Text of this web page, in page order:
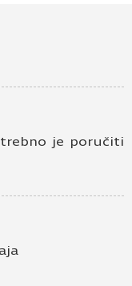
je poručiti